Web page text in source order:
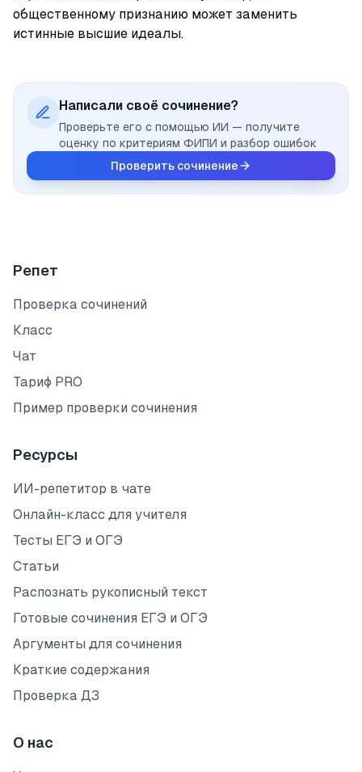
общественному признанию может заменить
истинные высшие идеалы.
Написали своё сочинение?
Проверьте его с помощью ИИ — получите
оценку по критериям ФИПИ и разбор ошибок
Проверить сочинение
Репет
Проверка сочинений
Класс
Чат
Тариф PRO
Пример проверки сочинения
Ресурсы
ИИ-репетитор в чате
Онлайн-класс для учителя
Тесты ЕГЭ и ОГЭ
Статьи
Распознать рукописный текст
Готовые сочинения ЕГЭ и ОГЭ
Аргументы для сочинения
Краткие содержания
Проверка ДЗ
О нас